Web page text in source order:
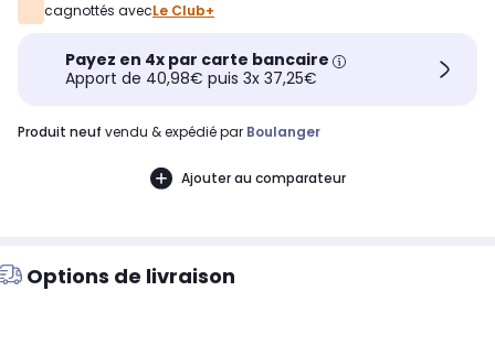
cagnottés avecLe Club+
Payez en 4x par carte bancaire
Apport de 40,98€ puis 3x 37,25€
produit neuf vendu & expédié par Boulanger
Ajouter au comparateur
Options de livraison